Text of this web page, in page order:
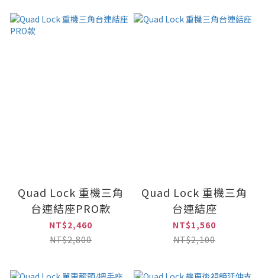
Quad Lock 重機三角
台連結座PRO款
NT$2,460
NT$2,800
Quad Lock 重機三角
台連結座
NT$1,560
NT$2,100